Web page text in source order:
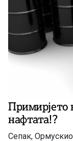
Примирјето
нафтата!?
Сепак,